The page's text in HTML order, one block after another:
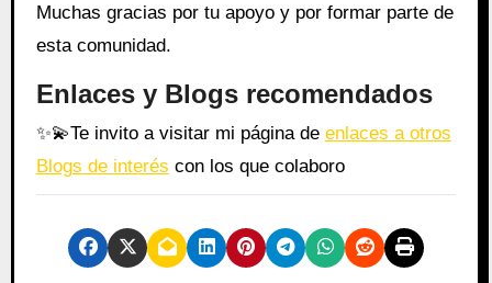
Muchas gracias por tu apoyo y por formar parte de
esta comunidad.
Enlaces y Blogs recomendados
✨💫Te invito a visitar mi página de enlaces a otros
Blogs de interés con los que colaboro